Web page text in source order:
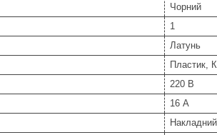
Чорний
1
Латунь
Пластик,
220 В
16 А
Накладний